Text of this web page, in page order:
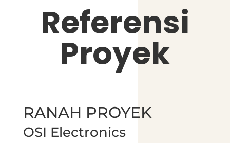
Referensi
Proyek
RANAH PROYEK
OSI Electronics